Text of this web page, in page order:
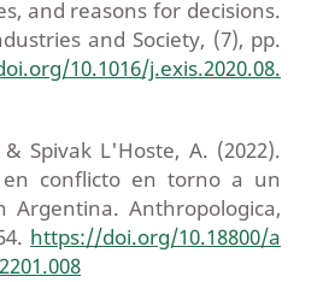
and reasons for decisions.
and Society, (7), pp.
10.1016/j.exis.2020.08.
Spivak L'Hoste, A. (2022).
en conflicto en torno a un
Argentina. Anthropologica,
https://doi.org/10.18800/a